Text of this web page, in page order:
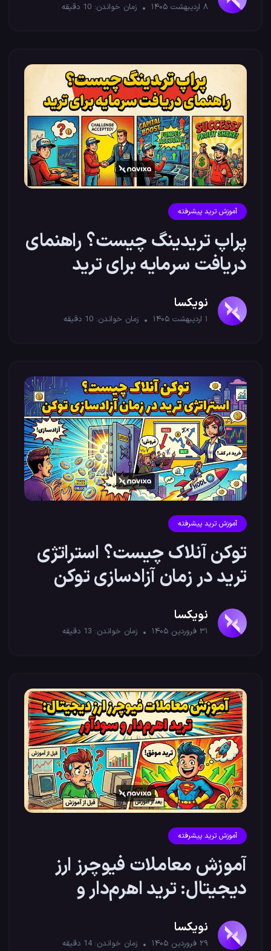
۸ اردیبهشت ۱۴۰۵ زمان خواندن: 10 دقیقه
آموزش ترید پیشرفته
پراپ تریدینگ چیست؟ راهنمای
دریافت سرمایه برای ترید
نویکسا
۱ اردیبهشت ۱۴۰۵ زمان خواندن: 10 دقیقه
آموزش ترید پیشرفته
توکن آنلاک چیست؟ استراتژی
ترید در زمان آزادسازی توکن
نویکسا
۳۱ فروردین ۱۴۰۵ زمان خواندن: 13 دقیقه
آموزش ترید پیشرفته
آموزش معاملات فیوچرز ارز
دیجیتال: ترید اهرم‌دار و
سودآور
نویکسا
۲۹ فروردین ۱۴۰۵ زمان خواندن:14 دقیقه